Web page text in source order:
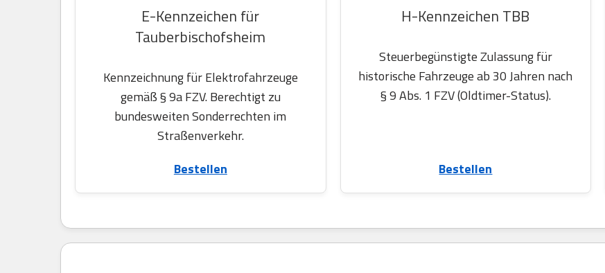
E-Kennzeichen für
Tauberbischofsheim
Kennzeichnung für Elektrofahrzeuge
gemäß § 9a FZV. Berechtigt zu
bundesweiten Sonderrechten im
Straßenverkehr.
Bestellen
H-Kennzeichen TBB
Steuerbegünstigte Zulassung für
historische Fahrzeuge ab 30 Jahren nach
§ 9 Abs. 1 FZV (Oldtimer-Status).
Bestellen